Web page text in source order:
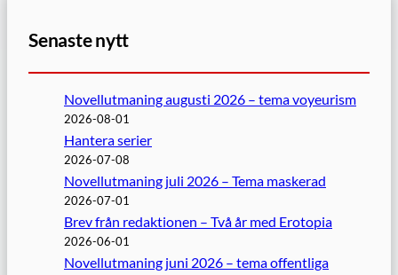
Senaste nytt
Novellutmaning augusti 2026 – tema voyeurism
2026-08-01
Hantera serier
2026-07-08
Novellutmaning juli 2026 – Tema maskerad
2026-07-01
Brev från redaktionen – Två år med Erotopia
2026-06-01
Novellutmaning juni 2026 – tema offentliga